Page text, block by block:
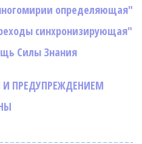
определяющая"
синхронизирующая"
Силы Знания
И ПРЕДУПРЕЖДЕНИЕМ